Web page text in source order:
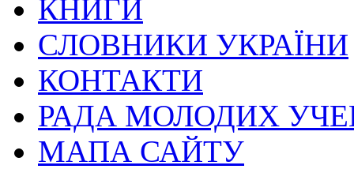
КНИГИ
СЛОВНИКИ УКРАЇНИ
КОНТАКТИ
РАДА МОЛОДИХ
МАПА САЙТУ